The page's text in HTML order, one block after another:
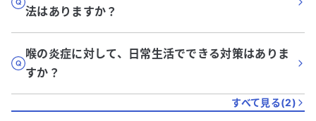
法はありますか？
喉の炎症に対して、日常生活でできる対策はありま
すか？
すべて見る(2)